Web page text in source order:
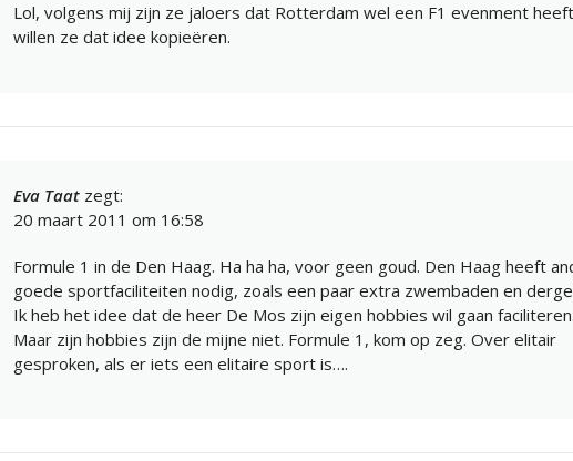
Lol, volgens mij zijn ze jaloers dat Rotterdam wel een F1 evenment
willen ze dat idee kopieëren.
Eva Taat zegt:
20 maart 2011 om 16:58
Formule 1 in de Den Haag. Ha ha ha, voor geen goud. Den Haag heeft
goede sportfaciliteiten nodig, zoals een paar extra zwembaden en
Ik heb het idee dat de heer De Mos zijn eigen hobbies wil gaan faciliteren.
Maar zijn hobbies zijn de mijne niet. Formule 1, kom op zeg. Over elitair
gesproken, als er iets een elitaire sport is….